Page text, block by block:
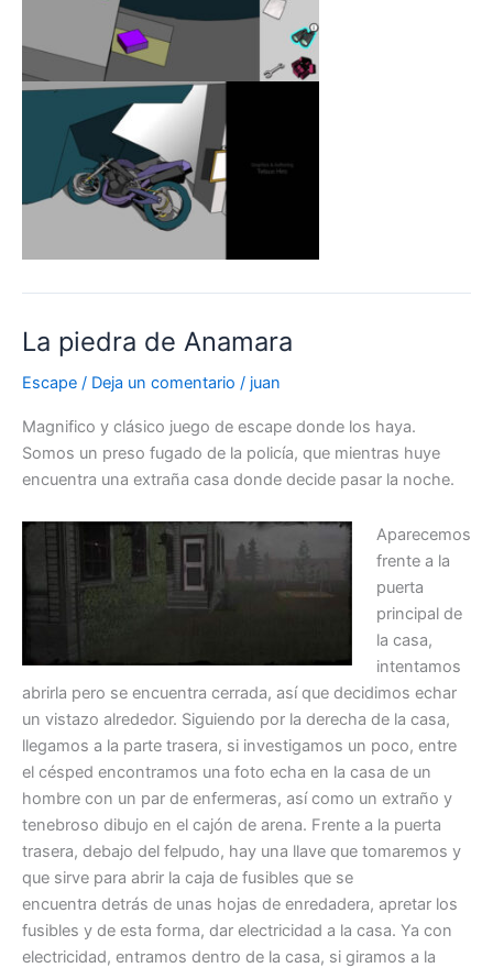
La piedra de Anamara
Escape / Deja un comentario / juan
Magnifico y clásico juego de escape donde los haya.
Somos un preso fugado de la policía, que mientras huye
encuentra una extraña casa donde decide pasar la noche.
Aparecemos
frente a la
puerta
principal de
la casa,
intentamos
abrirla pero se encuentra cerrada, así que decidimos echar
un vistazo alrededor. Siguiendo por la derecha de la casa,
llegamos a la parte trasera, si investigamos un poco, entre
el césped encontramos una foto echa en la casa de un
hombre con un par de enfermeras, así como un extraño y
tenebroso dibujo en el cajón de arena. Frente a la puerta
trasera, debajo del felpudo, hay una llave que tomaremos y
que sirve para abrir la caja de fusibles que se
encuentra detrás de unas hojas de enredadera, apretar los
fusibles y de esta forma, dar electricidad a la casa. Ya con
electricidad, entramos dentro de la casa, si giramos a la